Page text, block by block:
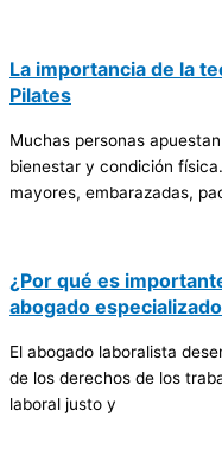
La importancia de la
Pilates
Muchas personas
bienestar y condición
mayores, embarazadas,
¿Por qué es
abogado
El abogado laboralista
de los derechos de los
laboral justo y